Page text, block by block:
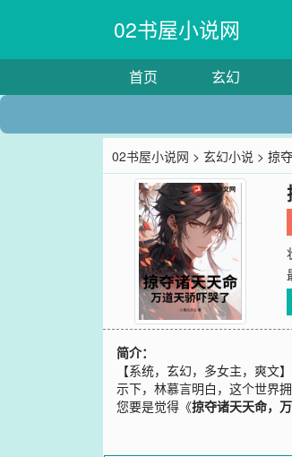
02书屋小说网
首页 玄幻
02书屋小说网 >玄幻小说 > 掠
简介：
【系统，玄幻，多女主，爽
示下，林慕言明白，这个世界
您要是觉得《掠夺诸天天命，